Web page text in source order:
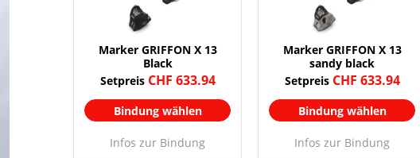
Marker GRIFFON X 13
Black
Setpreis CHF 633.94
Bindung wählen
Infos zur Bindung
Marker GRIFFON X 13
sandy black
Setpreis CHF 633.94
Bindung wählen
Infos zur Bindung